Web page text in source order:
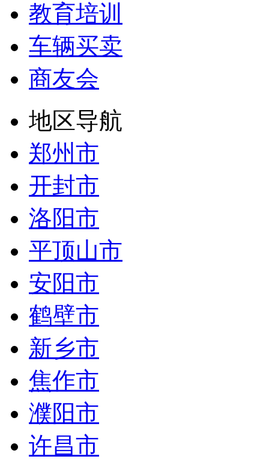
教育培训
车辆买卖
商友会
地区导航
郑州市
开封市
洛阳市
平顶山市
安阳市
鹤壁市
新乡市
焦作市
濮阳市
许昌市